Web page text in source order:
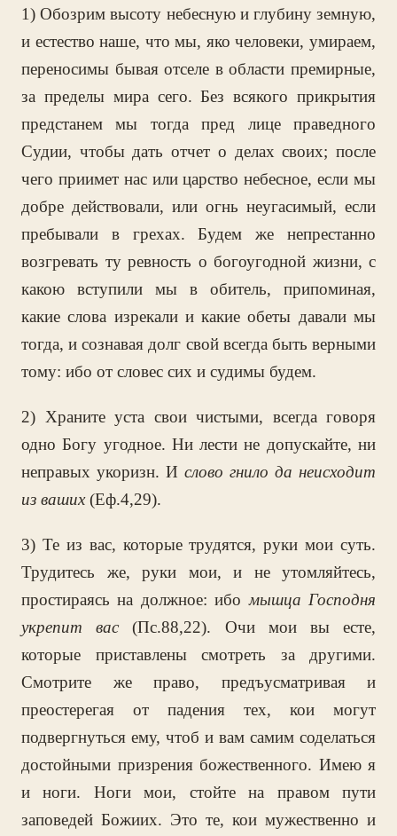
1) Обозрим высоту небесную и глубину земную,
и естество наше, что мы, яко человеки, умираем,
переносимы бывая отселе в области премирные,
за пределы мира сего. Без всякого прикрытия
предстанем мы тогда пред лице праведного
Судии, чтобы дать отчет о делах своих; после
чего приимет нас или царство небесное, если мы
добре действовали, или огнь неугасимый, если
пребывали в грехах. Будем же непрестанно
возгревать ту ревность о богоугодной жизни, с
какою вступили мы в обитель, припоминая,
какие слова изрекали и какие обеты давали мы
тогда, и сознавая долг свой всегда быть верными
тому: ибо от словес сих и судимы будем.
2) Храните уста свои чистыми, всегда говоря
одно Богу угодное. Ни лести не допускайте, ни
неправых укоризн. И слово гнило да неисходит
из ваших(Еф.4,29).
3) Те из вас, которые трудятся, руки мои суть.
Трудитесь же, руки мои, и не утомляйтесь,
простираясь на должное: ибомышца Господня
укрепит вас (Пс.88,22). Очи мои вы есте,
которые приставлены смотреть за другими.
Смотрите же право, предъусматривая и
преостерегая от падения тех, кои могут
подвергнуться ему, чтоб и вам самим соделаться
достойными призрения божественного. Имею я
и ноги. Ноги мои, стойте на правом пути
заповедей Божиих. Это те, кои мужественно и